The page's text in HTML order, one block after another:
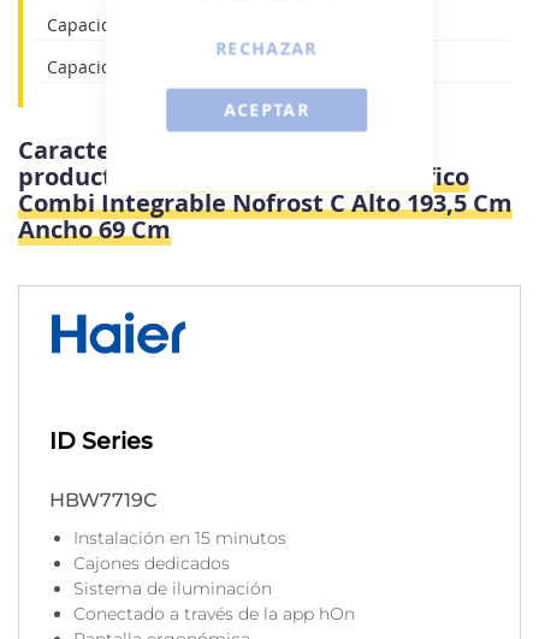
ACEPTAR
RECHAZAR
Capacidad útil del refrigerador: 285 litros
Capacidad útil del congelador: 115 litros
Características e información del
producto
Haier HBW7719C - Frigorifico
Combi Integrable Nofrost C Alto 193,5 Cm
Ancho 69 Cm
ID Series
HBW7719C
Instalación en 15 minutos
Cajones dedicados
Sistema de iluminación
Conectado a través de la app hOn